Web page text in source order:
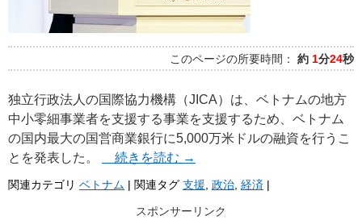
このページの所要時間： 約 1分24秒
独立行政法人の国際協力機構（JICA）は、ベトナムの地方
中小零細事業者を支援する事業を支援するため、ベトナム
の国内最大の国営商業銀行に5,000万米ドルの融資を行うこ
とを発表した。
続きを読む →
関連カテゴリ ベトナム | 関連タグ 支援 政治 経済 |
スポンサーリンク